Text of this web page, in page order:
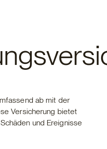
ab mit der
Versicherung bietet
und Ereignisse